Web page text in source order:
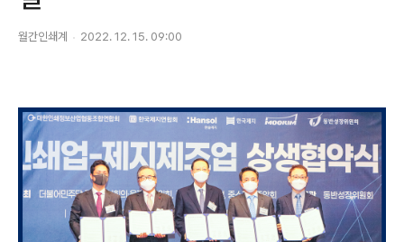
월간인쇄계 2022. 12. 15. 09:00